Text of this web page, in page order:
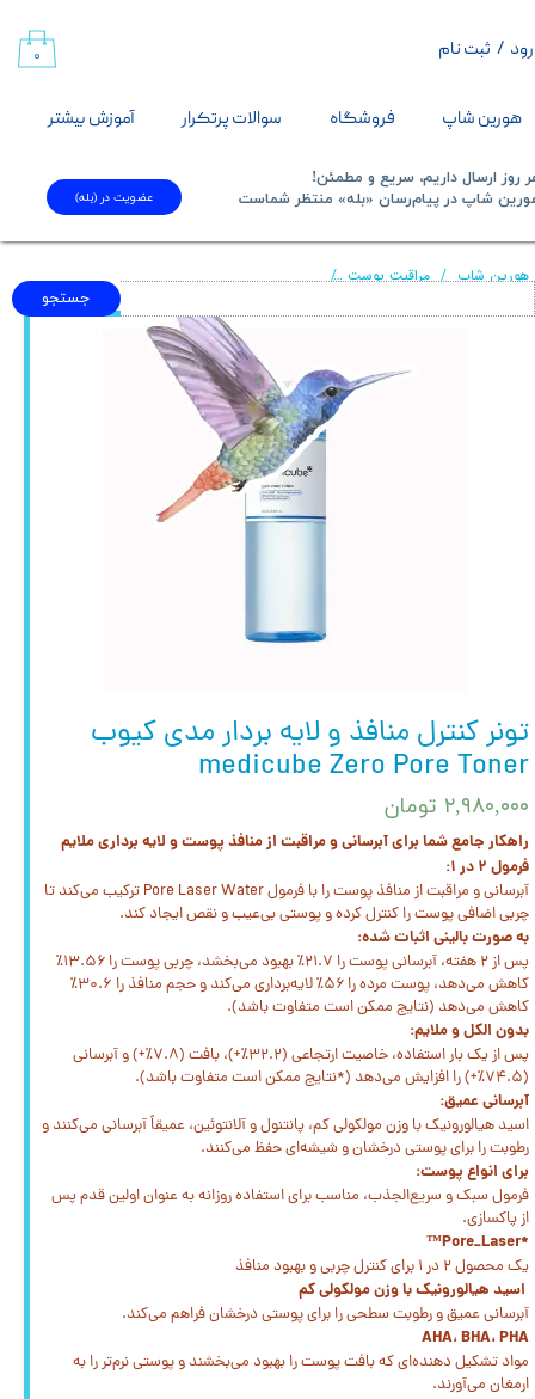
هورین شاپ فروشگاه سوالات پرتکرار آموزش بیشتر
/ ثبت نام
حساب کاربری من
تغییر گذر واژه
خروج از حساب کاربری
۰
جستجو
روز ارسال داریم، سریع و مطمئن!
شاپ در پیام‌رسان «بله» منتظر شماست​​​​​​​
عضویت در (بله)
هورین شاپ مراقبت پوست تونر کنترل منافذ و لایه بردار مدی کیوب medicube Zero Pore Toner
تونر کنترل منافذ و لایه بردار مدی کیوب
medicube Zero Pore Toner
۲,۹۸۰,۰۰۰ تومان
راهکار جامع شما برای آبرسانی و مراقبت از منافذ پوست و لایه برداری ملایم
فرمول ۲ در ۱:
آبرسانی و مراقبت از منافذ پوست را با فرمول Pore Laser Water ترکیب می‌کند تا
چربی اضافی پوست را کنترل کرده و پوستی بی‌عیب و نقص ایجاد کند.
به صورت بالینی اثبات شده:
پس از ۲ هفته، آبرسانی پوست را ۲۱.۷٪ بهبود می‌بخشد، چربی پوست را ۱۳.۵۶٪
کاهش می‌دهد، پوست مرده را ۵۶٪ لایه‌برداری می‌کند و حجم منافذ را ۳۰.۶٪
کاهش می‌دهد (نتایج ممکن است متفاوت باشد).
بدون الکل و ملایم:
پس از یک بار استفاده، خاصیت ارتجاعی (۳۲.۲٪+)، بافت (۷.۸٪+) و آبرسانی
(۷۴.۵٪+) را افزایش می‌دهد (*نتایج ممکن است متفاوت باشد).
آبرسانی عمیق:
اسید هیالورونیک با وزن مولکولی کم، پانتنول و آلانتوئین، عمیقاً آبرسانی می‌کنند و
رطوبت را برای پوستی درخشان و شیشه‌ای حفظ می‌کنند.
برای انواع پوست:
فرمول سبک و سریع‌الجذب، مناسب برای استفاده روزانه به عنوان اولین قدم پس
از پاکسازی.
*Pore_Laser™
یک محصول ۲ در ۱ برای کنترل چربی و بهبود منافذ
اسید هیالورونیک با وزن مولکولی کم
آبرسانی عمیق و رطوبت سطحی را برای پوستی درخشان فراهم می‌کند.
AHA، BHA، PHA
مواد تشکیل دهنده‌ای که بافت پوست را بهبود می‌بخشند و پوستی نرم‌تر را به
ارمغان می‌آورند.